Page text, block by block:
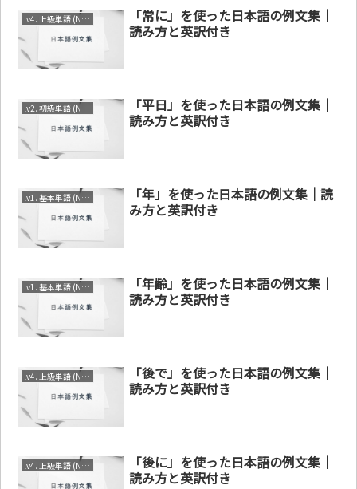
lv4. 上級単語 (N1～N2)
「常に」を使った日本語の例文集｜
読み方と英訳付き
lv2. 初級単語 (N3～N4)
「平日」を使った日本語の例文集｜
読み方と英訳付き
lv1. 基本単語 (N4～N5)
「年」を使った日本語の例文集｜読
み方と英訳付き
lv1. 基本単語 (N4～N5)
「年齢」を使った日本語の例文集｜
読み方と英訳付き
lv4. 上級単語 (N1～N2)
「後で」を使った日本語の例文集｜
読み方と英訳付き
lv4. 上級単語 (N1～N2)
「後に」を使った日本語の例文集｜
読み方と英訳付き